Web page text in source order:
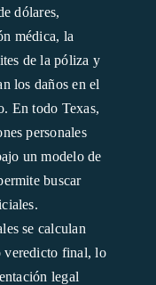
dólares,
médica, la
de la póliza y
los daños en el
En todo Texas,
personales
un modelo de
buscar
se calculan
veredicto final, lo
legal